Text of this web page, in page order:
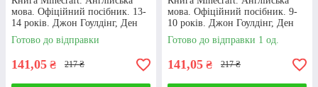
мова. Офіційний посібник. 13-
14 років. Джон Гоулдінг, Ден
Вайтгед
Готово до відправки
141,05 ₴ 217 ₴
мова. Офіційний посібник. 9-
10 років. Джон Гоулдінг, Ден
Вайтгед
Готово до відправки 1 од.
141,05 ₴ 217 ₴